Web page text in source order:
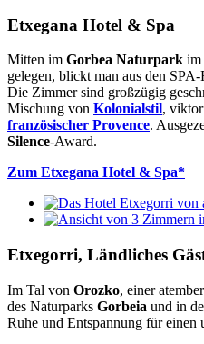
Etxegana Hotel & Spa
Mitten im Gorbea Naturpark im
gelegen, blickt man aus den
Die Zimmer sind großzügig
Mischung von Kolonialstil,
französischer Provence.
Silence-Award.
Zum Etxegana Hotel & Spa*
Etxegorri, Ländliches
Im Tal von Orozko, einer
des Naturparks Gorbeia und in
Ruhe und Entspannung für einen